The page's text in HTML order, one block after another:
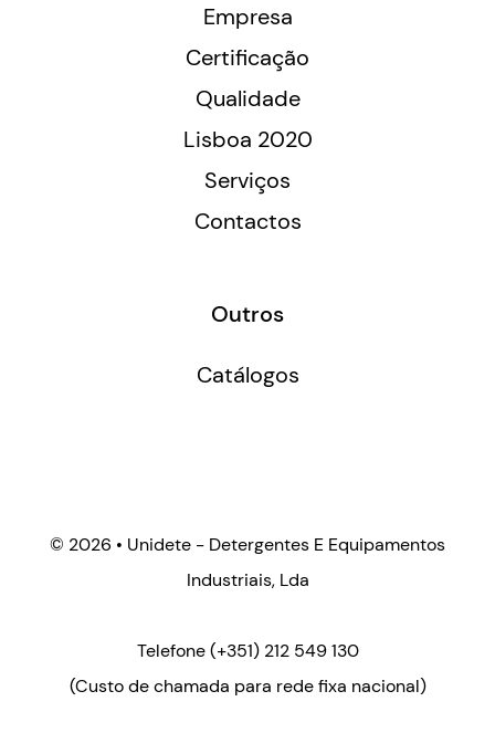
Empresa
Certificação
Qualidade
Lisboa 2020
Serviços
Contactos
Outros
Catálogos
© 2026 • Unidete - Detergentes E Equipamentos
Industriais, Lda
Telefone(+351) 212 549 130
(Custo de chamada para rede fixa nacional)